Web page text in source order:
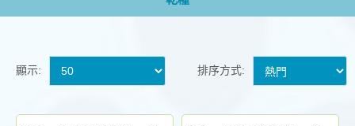
排序方式:
顯示: